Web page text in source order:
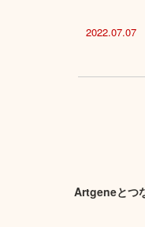
2022.07.07
Artgeneとつ